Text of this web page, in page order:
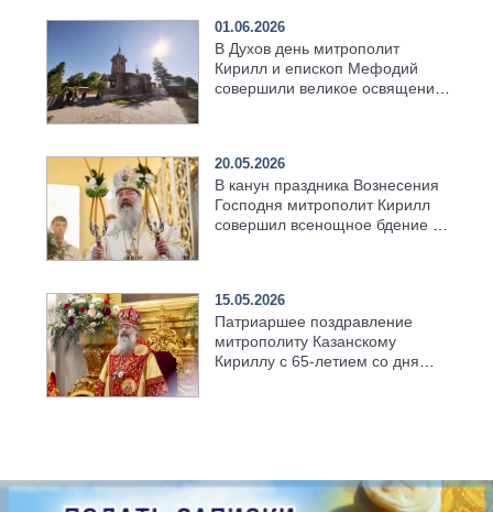
01.06.2026
В Духов день митрополит
Кирилл и епископ Мефодий
совершили великое освящение
20.05.2026
В канун праздника Вознесения
Господня митрополит Кирилл
совершил всенощное бдение в
15.05.2026
Патриаршее поздравление
митрополиту Казанскому
Кириллу с 65-летием со дня